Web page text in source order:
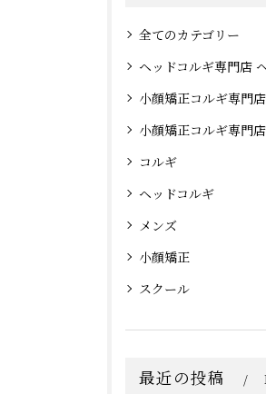
全てのカテゴリー
ヘッドコルギ専門店 ヘッドスイ
小顔矯正コルギ専門店 小
小顔矯正コルギ専門店 小
コルギ
ヘッドコルギ
メンズ
小顔矯正
スクール
最近の投稿